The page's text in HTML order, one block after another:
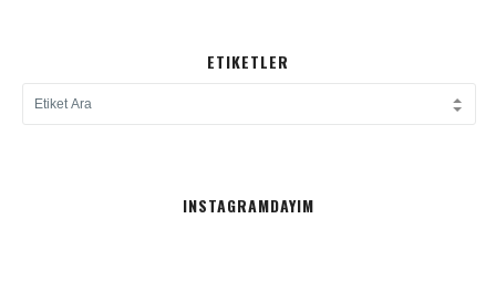
ETIKETLER
INSTAGRAMDAYIM